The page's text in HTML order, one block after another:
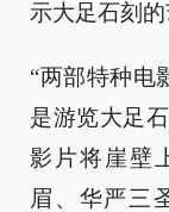
示大足石刻的
“两部特种电
是游览大足
影片将崖壁
眉、华严三